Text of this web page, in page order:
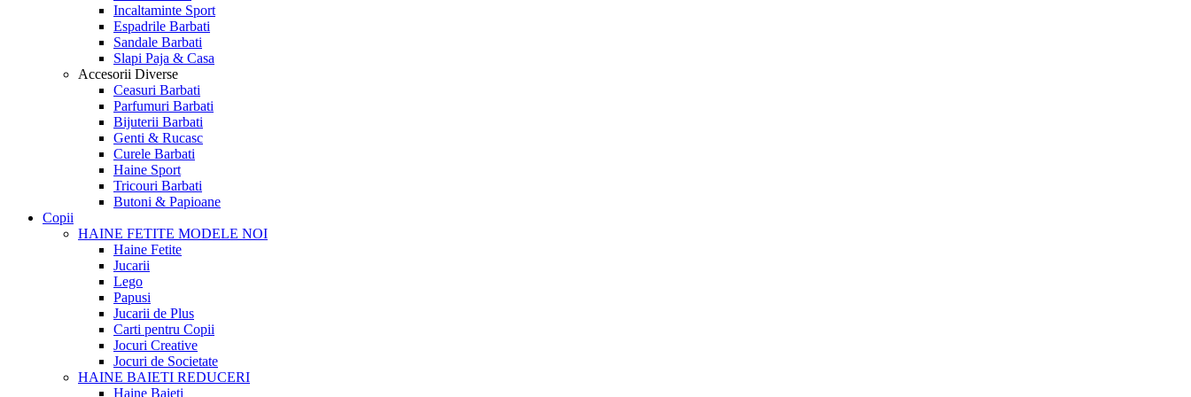
Incaltaminte Sport
Espadrile Barbati
Sandale Barbati
Slapi Paja & Casa
Accesorii Diverse
Ceasuri Barbati
Parfumuri Barbati
Bijuterii Barbati
Genti & Rucasc
Curele Barbati
Haine Sport
Tricouri Barbati
Butoni & Papioane
Copii
HAINE FETITE MODELE NOI
Haine Fetite
Jucarii
Lego
Papusi
Jucarii de Plus
Carti pentru Copii
Jocuri Creative
Jocuri de Societate
HAINE BAIETI REDUCERI
Haine Baieti